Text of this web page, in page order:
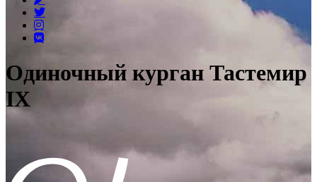
Одиночный курган Тастемир
IX